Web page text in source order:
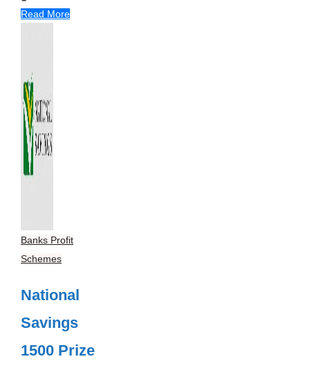
Read More
Banks Profit
Schemes
National
Savings
1500 Prize